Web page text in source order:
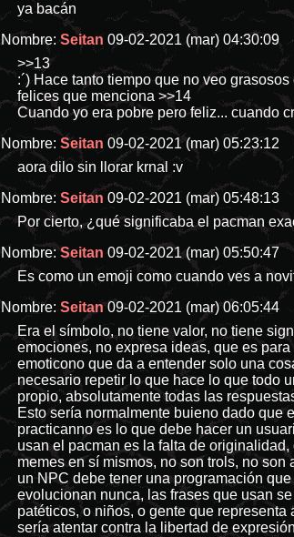
ya bacán
Nombre:Seitan 09-02-2021 (mar) 04:30:09
>>13
:´) Hace tanto tiempo que no veo
felices que menciona >>14
Cuando yo era pobre pero feliz... cuando
Nombre:Seitan 09-02-2021 (mar) 05:23:12
aora dilo sin llorar krnal :v
Nombre:Seitan 09-02-2021 (mar) 05:48:13
Por cierto, ¿qué significaba el pacman
Nombre:Seitan 09-02-2021 (mar) 05:50:47
Es como un emoji como cuando ves a
Nombre:Seitan 09-02-2021 (mar) 06:05:44
Era el símbolo, no tiene valor, no tiene
emociones, no expresa ideas, que es
emoticono que da a entender solo una
necesario repetir lo que hace lo que todo
propio, absolutamente todas las
Esto sería normalmente buieno dado que
practicanno es lo que debe hacer un
usan el pacman es la falta de
memes en sí mismos, no son trols, no
un NPC debe tener una programación
evolucionan nunca, las frases que usan
patéticos, o niños, o gente que
sería atentar contra la libertad de